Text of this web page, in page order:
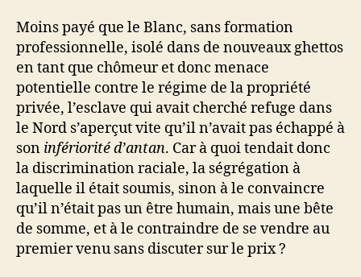
Moins payé que le Blanc, sans formation
professionnelle, isolé dans de nouveaux ghettos
en tant que chômeur et donc menace
potentielle contre le régime de la propriété
privée, l’esclave qui avait cherché refuge dans
le Nord s’aperçut vite qu’il n’avait pas échappé à
son infériorité d’antan. Car à quoi tendait donc
la discrimination raciale, la ségrégation à
laquelle il était soumis, sinon à le convaincre
qu’il n’était pas un être humain, mais une bête
de somme, et à le contraindre de se vendre au
premier venu sans discuter sur le prix ?